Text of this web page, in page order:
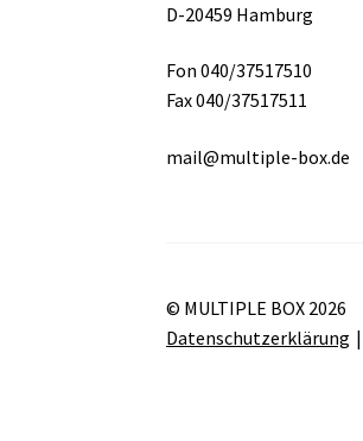
D-20459 Hamburg
Fon 040/37517510
Fax 040/37517511
mail@multiple-box.de
© MULTIPLE BOX 2026
Datenschutzerklärung